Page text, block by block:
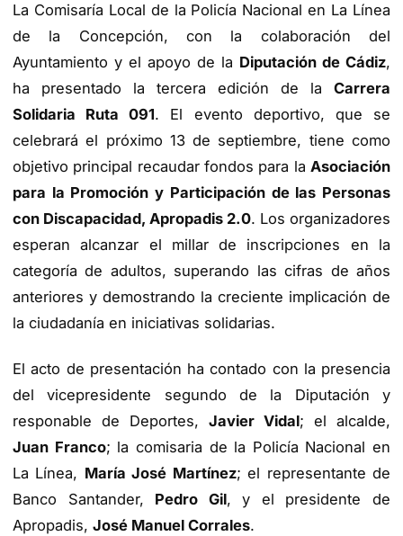
La Comisaría Local de la Policía Nacional en La Línea
de la Concepción, con la colaboración del
Ayuntamiento y el apoyo de la Diputación de Cádiz,
ha presentado la tercera edición de la Carrera
Solidaria Ruta 091. El evento deportivo, que se
celebrará el próximo 13 de septiembre, tiene como
objetivo principal recaudar fondos para la Asociación
para la Promoción y Participación de las Personas
con Discapacidad, Apropadis 2.0. Los organizadores
esperan alcanzar el millar de inscripciones en la
categoría de adultos, superando las cifras de años
anteriores y demostrando la creciente implicación de
la ciudadanía en iniciativas solidarias.
El acto de presentación ha contado con la presencia
del vicepresidente segundo de la Diputación y
responable de Deportes, Javier Vidal; el alcalde,
Juan Franco; la comisaria de la Policía Nacional en
La Línea, María José Martínez; el representante de
Banco Santander, Pedro Gil, y el presidente de
Apropadis, José Manuel Corrales.